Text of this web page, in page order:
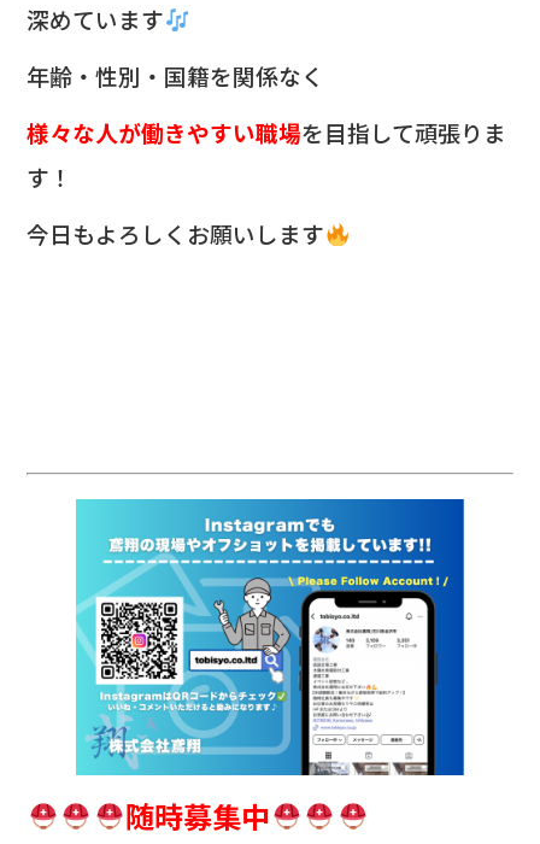
深めています
年齢・性別・国籍を関係なく
様々な人が働きやすい職場を目指して頑張りま
す！
今日もよろしくお願いします
随時募集中